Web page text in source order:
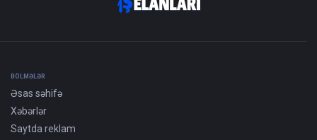
BÖLMƏLƏR
Əsas səhifə
Xəbərlər
Saytda reklam